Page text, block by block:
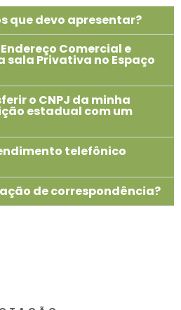
que devo apresentar?
Comercial e
sala Privativa no Espaço
o CNPJ da minha
estadual com um
telefônico
de correspondência?